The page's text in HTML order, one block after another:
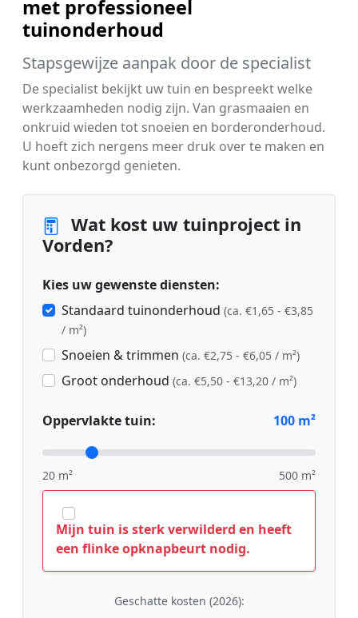
met professioneel
tuinonderhoud
Stapsgewijze aanpak door de specialist
De specialist bekijkt uw tuin en bespreekt welke
werkzaamheden nodig zijn. Van grasmaaien en
onkruid wieden tot snoeien en borderonderhoud.
U hoeft zich nergens meer druk over te maken en
kunt onbezorgd genieten.
Wat kost uw tuinproject in
Vorden?
Kies uw gewenste diensten:
Standaard tuinonderhoud (ca. €1,65 - €3,85
/ m²)
Snoeien & trimmen (ca. €2,75 - €6,05 / m²)
Groot onderhoud (ca. €5,50 - €13,20 / m²)
Oppervlakte tuin: 100 m²
20 m² 500 m²
Mijn tuin is sterk verwilderd en heeft
een flinke opknapbeurt nodig.
Geschatte kosten (2026):